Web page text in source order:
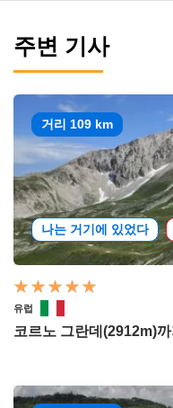
주변 기사
거리 109 km
나는 거기에 있었다
유럽
코르노 그란데(2912m)